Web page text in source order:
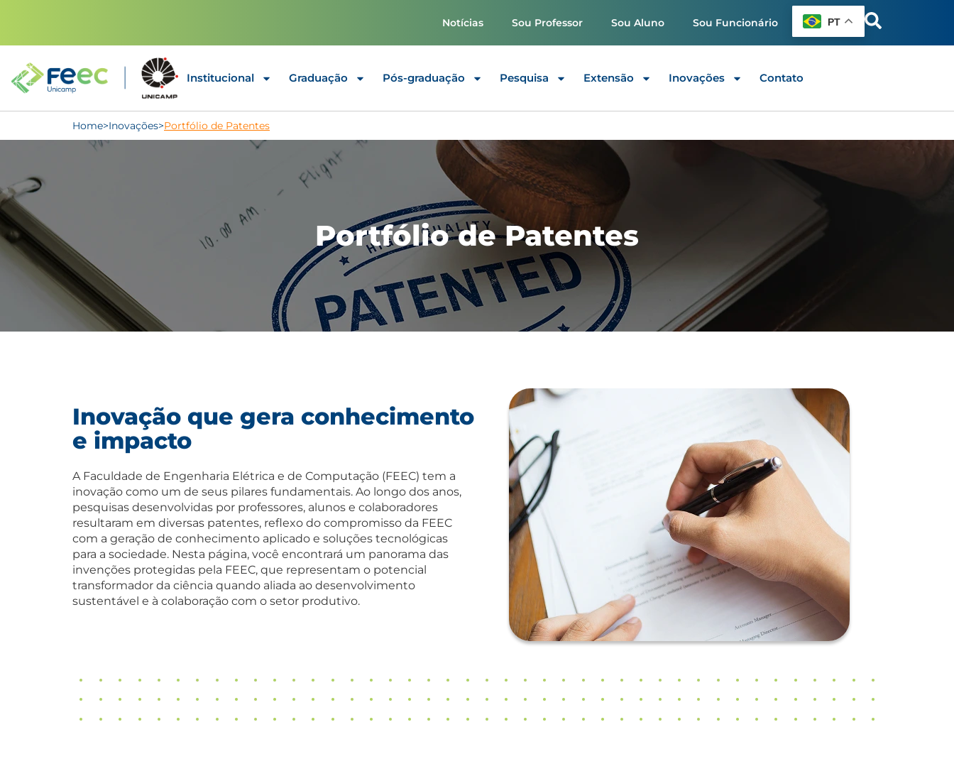
Notícias Sou Professor Sou Aluno Sou Funcionário PT
Institucional Graduação Pós-graduação Pesquisa Extensão Inovações Contato
Home>Inovações>Portfólio de Patentes
Portfólio de Patentes
Inovação que gera conhecimento
e impacto
A Faculdade de Engenharia Elétrica e de Computação (FEEC) tem a
inovação como um de seus pilares fundamentais. Ao longo dos anos,
pesquisas desenvolvidas por professores, alunos e colaboradores
resultaram em diversas patentes, reflexo do compromisso da FEEC
com a geração de conhecimento aplicado e soluções tecnológicas
para a sociedade. Nesta página, você encontrará um panorama das
invenções protegidas pela FEEC, que representam o potencial
transformador da ciência quando aliada ao desenvolvimento
sustentável e à colaboração com o setor produtivo.